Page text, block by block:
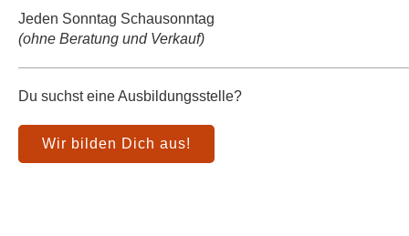
Jeden Sonntag Schausonntag
(ohne Beratung und Verkauf)
Du suchst eine Ausbildungsstelle?
Wir bilden Dich aus!